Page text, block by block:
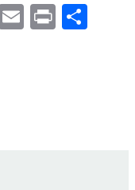
Email
Print